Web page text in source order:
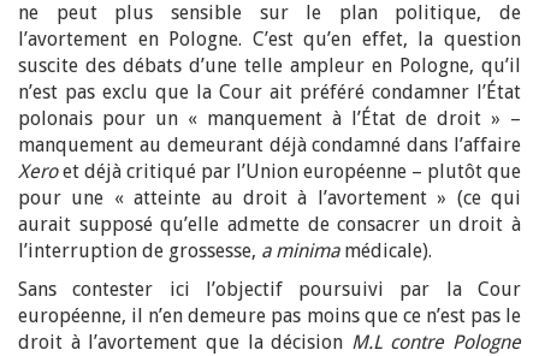
ne peut plus sensible sur le plan politique, de
l’avortement en Pologne. C’est qu’en effet, la question
suscite des débats d’une telle ampleur en Pologne, qu’il
n’est pas exclu que la Cour ait préféré condamner l’État
polonais pour un « manquement à l’État de droit » –
manquement au demeurant déjà condamné dans l’affaire
Xeroet déjà critiqué par l’Union européenne – plutôt que
pour une « atteinte au droit à l’avortement » (ce qui
aurait supposé qu’elle admette de consacrer un droit à
l’interruption de grossesse, a minima médicale).
Sans contester ici l’objectif poursuivi par la Cour
européenne, il n’en demeure pas moins que ce n’est pas le
droit à l’avortement que la décision M.L contre Pologne